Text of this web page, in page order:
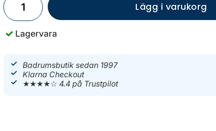
Lägg i varukorg
Lagervara
Badrumsbutik sedan 1997
Klarna Checkout
★★★★☆4.4 på Trustpilot